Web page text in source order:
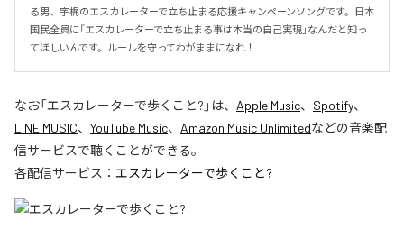
る男、宇梶のエスカレーターで立ち止まる応援キャンペーンソングです。日本
国民全員に「エスカレーターで立ち止まる事は本当の自己実現」なんだと知っ
てほしいんです。ルールを守ってわがままになれ！
なお「エスカレーターで歩くこと? 」は、 Apple Music、 Spotify、
LINE MUSIC、 YouTube Music、 Amazon Music Unlimitedなどの音楽配
信サービスで聴くことができる。
各配信サービス： エスカレーターで歩くこと?